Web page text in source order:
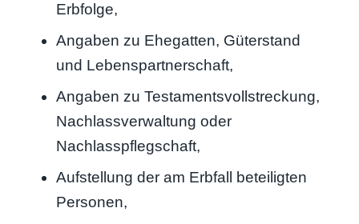
Erbfolge,
Angaben zu Ehegatten, Güterstand
und Lebenspartnerschaft,
Angaben zu Testamentsvollstreckung,
Nachlassverwaltung oder
Nachlasspflegschaft,
Aufstellung der am Erbfall beteiligten
Personen,